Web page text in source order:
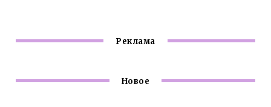
Реклама
Новое